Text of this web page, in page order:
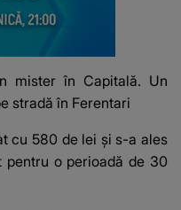
mister în Capitală. Un
stradă în Ferentari
cu 580 de lei și s-a ales
pentru o perioadă de 30